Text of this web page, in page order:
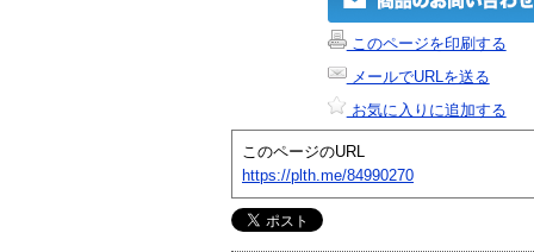
このページを印刷する
メールでURLを送る
お気に入りに追加する
このページのURL
https://plth.me/84990270